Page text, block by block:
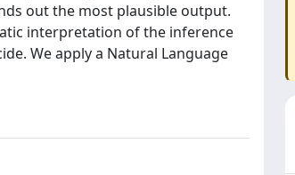
out the most plausible output.
interpretation of the inference
We apply a Natural Language